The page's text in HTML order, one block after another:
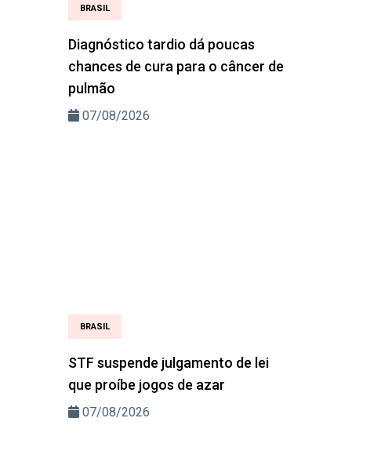
BRASIL
Diagnóstico tardio dá poucas
chances de cura para o câncer de
pulmão
07/08/2026
BRASIL
STF suspende julgamento de lei
que proíbe jogos de azar
07/08/2026